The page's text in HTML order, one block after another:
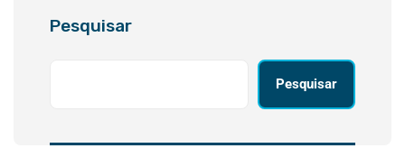
Pesquisar
Pesquisar